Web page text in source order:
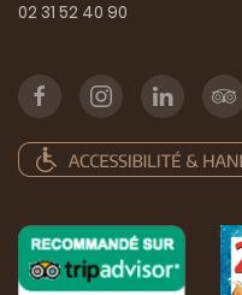
02 31 52 40 90